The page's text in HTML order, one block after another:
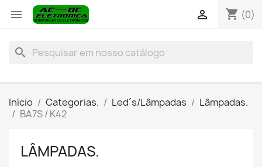
 shopping_cart (0)

search
Início Categorias. Led´s/Lâmpadas
Lâmpadas.
BA7S / K42
LÂMPADAS.